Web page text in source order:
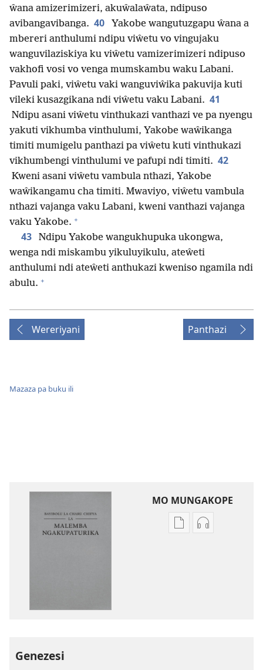
ŵana amizerimizeri, akuŵalaŵata, ndipuso
avibangavibanga. 40
Yakobe wangutuzgapu ŵana a
mbereri anthulumi ndipu viŵetu vo vingujaku
wanguvilaziskiya ku viŵetu vamizerimizeri ndipuso
vakhofi vosi vo venga mumskambu waku Labani.
Pavuli paki, viŵetu vaki wanguviŵika pakuvija kuti
vileki kusazgikana ndi viŵetu vaku Labani. 41
Ndipu asani viŵetu vinthukazi vanthazi ve pa nyengu
yakuti vikhumba vinthulumi, Yakobe waŵikanga
timiti mumigelu panthazi pa viŵetu kuti vinthukazi
vikhumbengi vinthulumi ve pafupi ndi timiti. 42
Kweni asani viŵetu vambula nthazi, Yakobe
waŵikangamu cha timiti. Mwaviyo, viŵetu vambula
nthazi vajanga vaku Labani, kweni vanthazi vajanga
vaku Yakobe. +
43
Ndipu Yakobe wangukhupuka ukongwa,
wenga ndi miskambu yikuluyikulu, ateŵeti
anthulumi ndi ateŵeti anthukazi kweniso ngamila ndi
abulu. +
Wereriyani Panthazi
Mazaza pa buku ili
MO MUNGAKOPE
NthowaNthowa
Genezesi